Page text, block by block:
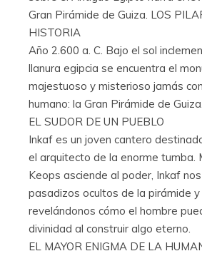
Gran Pirámide de Guiza. LOS
HISTORIA
Año 2.600 a. C. Bajo el sol
llanura egipcia se encuentra el
majestuoso y misterioso jamás
humano: la Gran Pirámide de Guiza.
EL SUDOR DE UN PUEBLO
Inkaf es un joven cantero
el arquitecto de la enorme tumba.
Keops asciende al poder, Inkaf
pasadizos ocultos de la pirámide y
revelándonos cómo el hombre
divinidad al construir algo eterno.
EL MAYOR ENIGMA DE LA